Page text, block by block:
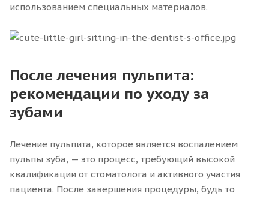
использованием специальных материалов.
После лечения пульпита:
рекомендации по уходу за
зубами
Лечение пульпита, которое является воспалением
пульпы зуба, — это процесс, требующий высокой
квалификации от стоматолога и активного участия
пациента. После завершения процедуры, будь то